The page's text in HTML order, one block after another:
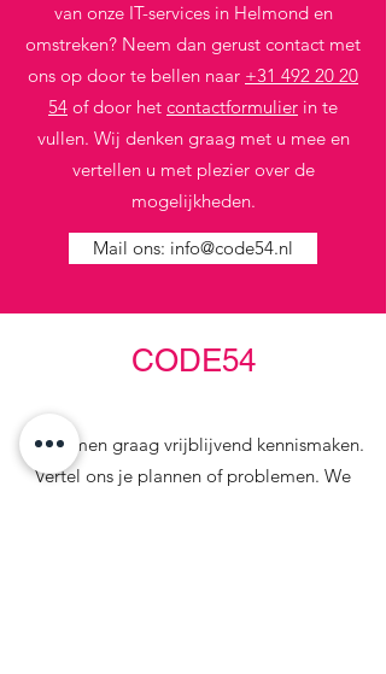
van onze IT-services in Helmond en
omstreken? Neem dan gerust contact met
ons op door te bellen naar +31 492 20 20
54 of door het contactformulier in te
vullen. Wij denken graag met u mee en
vertellen u met plezier over de
mogelijkheden.
Mail ons: info@code54.nl
CODE54
We komen graag vrijblijvend kennismaken.
Vertel ons je plannen of problemen. We